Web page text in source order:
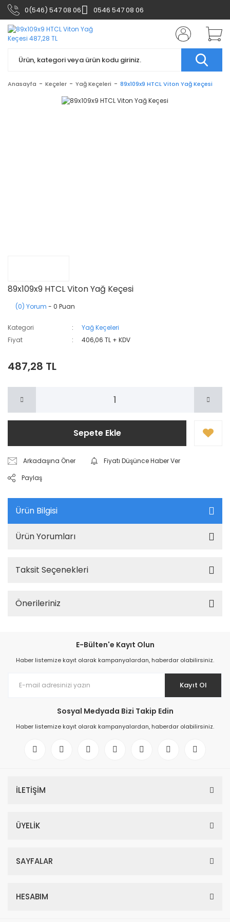
0(546) 547 08 06 0546 547 08 06
Anasayfa Keçeler Yağ Keçeleri 89x109x9 HTCL Viton Yağ Keçesi
89x109x9 HTCL Viton Yağ Keçesi
(0) Yorum - 0 Puan
Kategori
Yağ Keçeleri
Fiyat
406,06 TL + KDV
487,28 TL
Sepete Ekle
Arkadaşına Öner
Fiyatı Düşünce Haber Ver
Paylaş
Ürün Bilgisi
Ürün Yorumları
Taksit Seçenekleri
Önerileriniz
E-Bülten'e Kayıt Olun
Haber listemize kayıt olarak kampanyalardan, haberdar olabilirsiniz.
Kayıt Ol
Sosyal Medyada Bizi Takip Edin
Haber listemize kayıt olarak kampanyalardan, haberdar olabilirsiniz.
İLETİŞİM
ÜYELİK
SAYFALAR
HESABIM